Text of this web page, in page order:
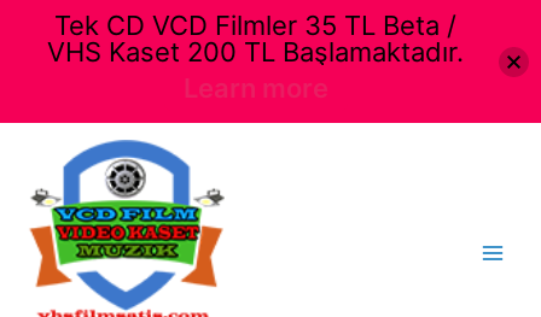
Tek CD VCD Filmler 35 TL Beta /
VHS Kaset 200 TL Başlamaktadır.
Learn more